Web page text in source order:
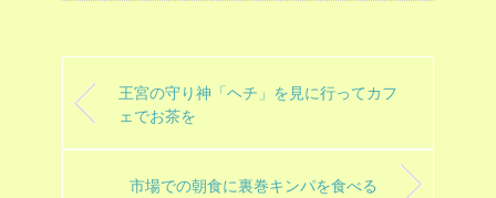
王宮の守り神「ヘチ」を見に行ってカフ
ェでお茶を
市場での朝食に裏巻キンパを食べる